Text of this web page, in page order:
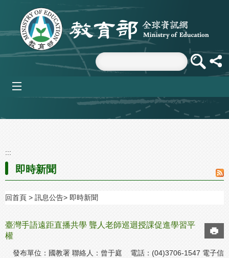
跳到主要內容區塊
:::
即時新聞
回首頁 訊息公告 即時新聞
臺灣手語遠距直播共學 聾人老師巡迴授課促進學習平
權
發布單位：國教署 聯絡人：曾于庭 電話：(04)3706-1547 電子信